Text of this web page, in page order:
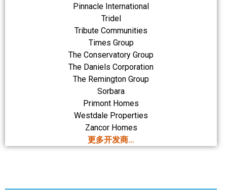
Pinnacle International
Tridel
Tribute Communities
Times Group
The Conservatory Group
The Daniels Corporation
The Remington Group
Sorbara
Primont Homes
Westdale Properties
Zancor Homes
更多开发商…